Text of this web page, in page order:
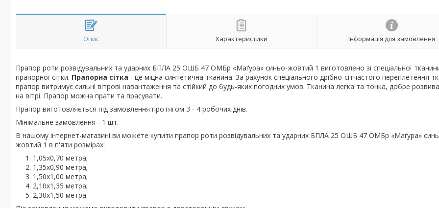
Опис Характеристики Інформація для замовлення
Прапор роти розвідувальних та ударних БПЛА 25 ОШБ 47 ОМБр «Маґура» синьо-жовтий 1 виготовлено зі спеціальної
прапорної сітки. Прапорна сітка - це міцна синтетична тканина. За рахунок спеціального дрібно-сітчастого переплетення
прапор витримує сильні вітрові навантаження та стійкий до будь-яких погодних умов. Тканина легка та тонка, добре
на вітрі. Прапор можна прати та прасувати.
Прапор виготовляється під замовлення протягом 3 - 4 робочих днів.
Мінімальне замовлення - 1 шт.
В нашому інтернет-магазині ви можете купити прапор роти розвідувальних та ударних БПЛА 25 ОШБ 47 ОМБр «Маґура»
жовтий 1 в п'яти розмірах:
1,05х0,70 метра;
1,35х0,90 метра;
1,50х1,00 метра;
2,10х1,35 метра;
2,30х1,50 метра.